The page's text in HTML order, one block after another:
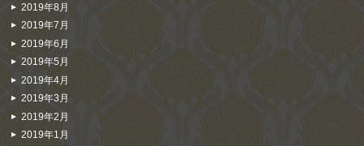
2019年8月
2019年7月
2019年6月
2019年5月
2019年4月
2019年3月
2019年2月
2019年1月